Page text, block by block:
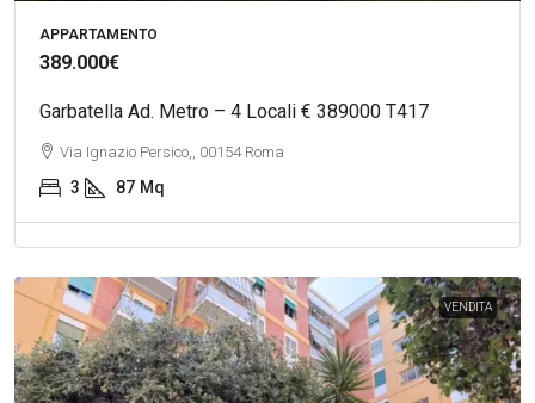
APPARTAMENTO
389.000€
Garbatella Ad. Metro – 4 Locali € 389000 T417
Via Ignazio Persico,, 00154 Roma
3 87 Mq
VENDITA